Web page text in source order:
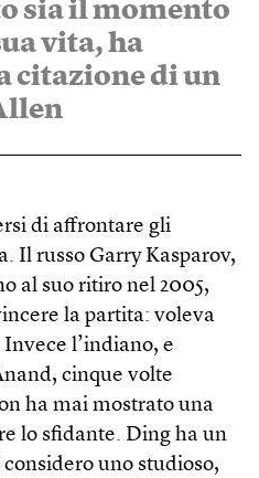
sia il momento
vita, ha
citazione di un
di affrontare gli
Il russo Garry Kasparov,
al suo ritiro nel 2005,
la partita: voleva
l’indiano, e
cinque volte
ha mai mostrato una
lo sfidante. Ding ha un
uno studioso,